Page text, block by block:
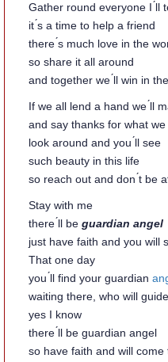
Gather round everyone I ́ll
it ́s a time to help a friend
there ́s much love in the
so share it all around
and together we ́ll win in
If we all lend a hand we ́ll
and say thanks for what
look around and you ́ll see
such beauty in this life
so reach out and don ́t be
Stay with me
there ́ll be guardian angel
just have faith and you will
That one day
you ́ll find your guardian
waiting there, who will
yes I know
there ́ll be guardian angel
so have faith and will come